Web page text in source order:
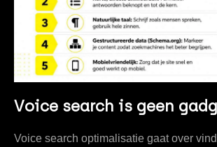
Voice search is geen
Voice search optimalisatie gaat over